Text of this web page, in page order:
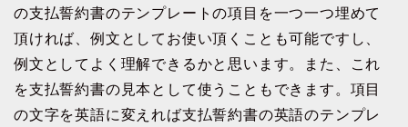
の支払誓約書のテンプレートの項目を一つ一つ埋めて
頂ければ、例文としてお使い頂くことも可能ですし、
例文としてよく理解できるかと思います。また、これ
を支払誓約書の見本として使うこともできます。項目
の文字を英語に変えれば支払誓約書の英語のテンプレ